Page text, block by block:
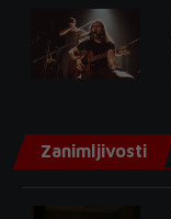
Zanimljivosti